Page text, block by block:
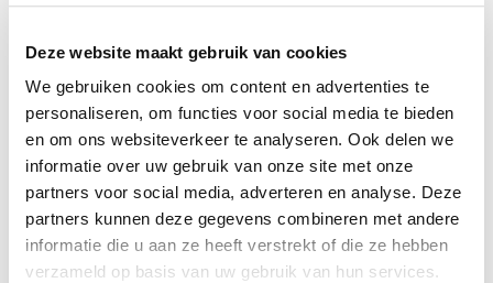
Deze website maakt gebruik van cookies
We gebruiken cookies om content en advertenties te
personaliseren, om functies voor social media te bieden
en om ons websiteverkeer te analyseren. Ook delen we
informatie over uw gebruik van onze site met onze
partners voor social media, adverteren en analyse. Deze
partners kunnen deze gegevens combineren met andere
informatie die u aan ze heeft verstrekt of die ze hebben
verzameld op basis van uw gebruik van hun services.
x ALLE FILTERS HERSTELLEN
tijd
startdatum
wo 19:15 - 21:15 04-11-2026
duur periode
5 weken blok 1 - herfst
prijsⓘ cursusnummer